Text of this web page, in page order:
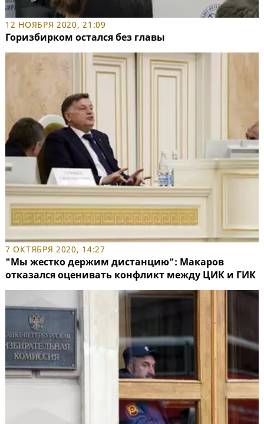
12 НОЯБРЯ 2020, 21:09
Горизбирком остался без главы
7 ОКТЯБРЯ 2020, 14:27
"Мы жестко держим дистанцию": Макаров
отказался оценивать конфликт между ЦИК и ГИК